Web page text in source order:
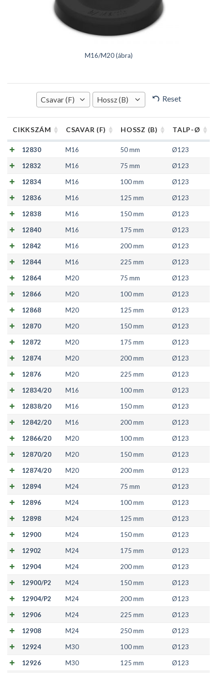
M16/M20 (ábra)
Csavar (F) Hossz (B) Reset
CIKKSZÁM CSAVAR (F) HOSSZ (B) TALP-Ø
12830 M16 50 mm Ø123
12832 M16 75 mm Ø123
12834 M16 100 mm Ø123
12836 M16 125 mm Ø123
12838 M16 150 mm Ø123
12840 M16 175 mm Ø123
12842 M16 200 mm Ø123
12844 M16 225 mm Ø123
12864 M20 75 mm Ø123
12866 M20 100 mm Ø123
12868 M20 125 mm Ø123
12870 M20 150 mm Ø123
12872 M20 175 mm Ø123
12874 M20 200 mm Ø123
12876 M20 225 mm Ø123
12834/20 M16 100 mm Ø123
12838/20 M16 150 mm Ø123
12842/20 M16 200 mm Ø123
12866/20 M20 100 mm Ø123
12870/20 M20 150 mm Ø123
12874/20 M20 200 mm Ø123
12894 M24 75 mm Ø123
12896 M24 100 mm Ø123
12898 M24 125 mm Ø123
12900 M24 150 mm Ø123
12902 M24 175 mm Ø123
12904 M24 200 mm Ø123
12900/P2 M24 150 mm Ø123
12904/P2 M24 200 mm Ø123
12906 M24 225 mm Ø123
12908 M24 250 mm Ø123
12924 M30 100 mm Ø123
12926 M30 125 mm Ø123